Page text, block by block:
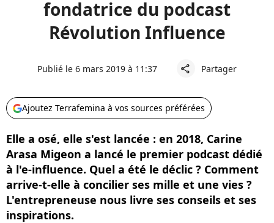
fondatrice du podcast
Révolution Influence
Publié le 6 mars 2019 à 11:37 share Partager
Ajoutez Terrafemina à vos sources préférées
Elle a osé, elle s'est lancée : en 2018, Carine
Arasa Migeon a lancé le premier podcast dédié
à l'e-influence. Quel a été le déclic ? Comment
arrive-t-elle à concilier ses mille et une vies ?
L'entrepreneuse nous livre ses conseils et ses
inspirations.